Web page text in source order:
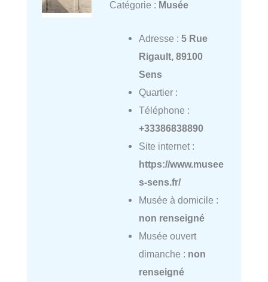
Catégorie : Musée
Adresse : 5 Rue
Rigault, 89100
Sens
Quartier :
Téléphone :
+33386838890
Site internet :
https://www.musee
s-sens.fr/
Musée à domicile :
non renseigné
Musée ouvert
dimanche : non
renseigné